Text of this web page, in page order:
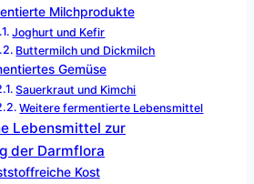
Milchprodukte
Joghurt und Kefir
Buttermilch und Dickmilch
Gemüse
Sauerkraut und Kimchi
Weitere fermentierte Lebensmittel
Lebensmittel zur
der Darmflora
Kost